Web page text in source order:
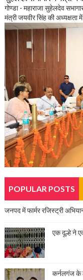
गोण्डा - महाराजा सुहेलदेव
मंत्री जयवीर सिंह की अध्यक्षता
POPULAR POSTS
जनपद में फार्मर रजिस्ट्री
एक दूल्हे ने
कर्नलगंज के